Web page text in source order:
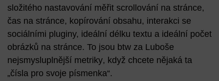
složitého nastavování měřit scrollování na stránce,
čas na stránce, kopírování obsahu, interakci se
sociálními pluginy, ideální délku textu a ideální počet
obrázků na stránce. To jsou btw za Luboše
nejsmysluplnější metriky, když chcete nějaká ta
„čísla pro svoje písmenka“.